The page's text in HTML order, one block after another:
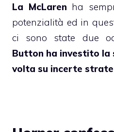
La McLaren ha
potenzialità ed in
ci sono state due
Button ha investito la
volta su incerte